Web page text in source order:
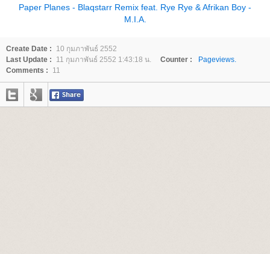
Paper Planes - Blaqstarr Remix feat. Rye Rye & Afrikan Boy -
M.I.A.
Create Date :
10 กุมภาพันธ์ 2552
Last Update :
11 กุมภาพันธ์ 2552 1:43:18 น. Counter :
Pageviews.
Comments :
11